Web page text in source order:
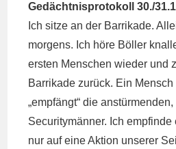
Gedächtnisprotokoll 30./
Ich sitze an der Barrikade.
morgens. Ich höre Böller
ersten Menschen wieder und
Barrikade zurück. Ein Mensch
„empfängt“ die
Securitymänner. Ich
nur auf eine Aktion unserer